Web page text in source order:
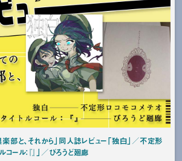
部と、それから」同人誌レビュー「独白」／不定形
コール：『』」／びろうど廻廊